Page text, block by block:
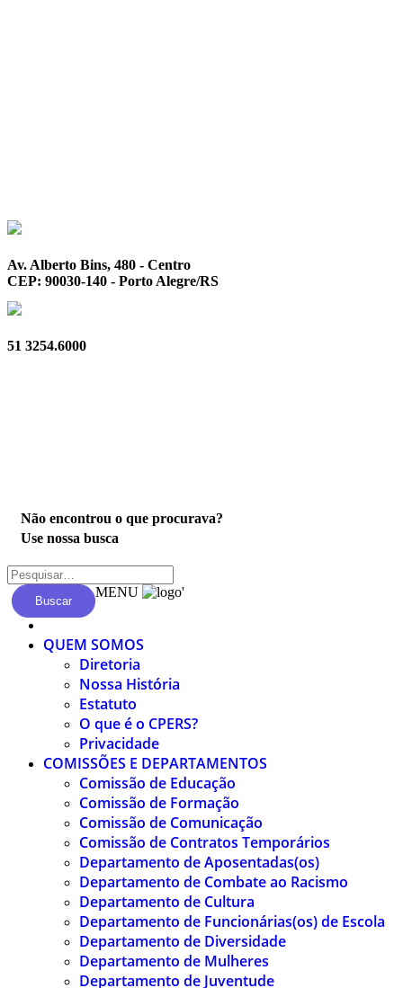
Av. Alberto Bins, 480 - Centro
CEP: 90030-140 - Porto Alegre/RS
51 3254.6000
Não encontrou o que procurava?
Use nossa busca
Buscar
MENU '
QUEM SOMOS
Diretoria
Nossa História
Estatuto
O que é o CPERS?
Privacidade
COMISSÕES E DEPARTAMENTOS
Comissão de Educação
Comissão de Formação
Comissão de Comunicação
Comissão de Contratos Temporários
Departamento de Aposentadas(os)
Departamento de Combate ao Racismo
Departamento de Cultura
Departamento de Funcionárias(os) de Escola
Departamento de Diversidade
Departamento de Mulheres
Departamento de Juventude